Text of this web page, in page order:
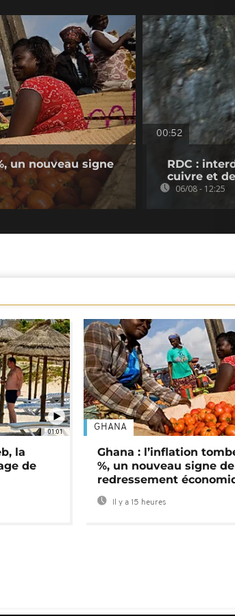
un nouveau signe
00:52
RDC :
cuivre et
06/08 - 12:25
01:01
la
de
GHANA
Ghana : l’inflation
%, un nouveau signe de
redressement
Il y a 15 heures